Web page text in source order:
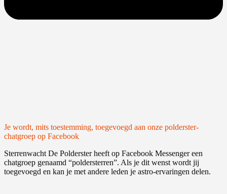
Je wordt, mits toestemming, toegevoegd aan onze polderster-
chatgroep op Facebook
Sterrenwacht De Polderster heeft op Facebook Messenger een
chatgroep genaamd “poldersterren”. Als je dit wenst wordt jij
toegevoegd en kan je met andere leden je astro-ervaringen delen.